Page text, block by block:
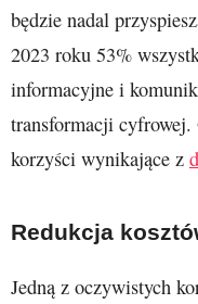
będzie nadal
2023 roku 53%
informacyjne i
transformacji cyfrowej.
korzyści wynikające z
Redukcja
Jedną z oczywistych